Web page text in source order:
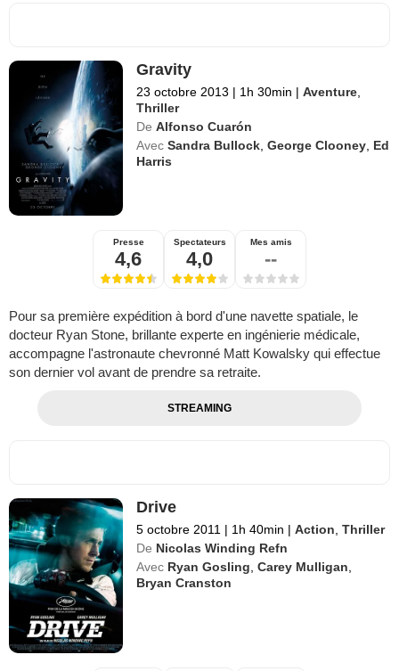
Gravity
23 octobre 2013 | 1h 30min | Aventure
Thriller
De Alfonso Cuarón
Avec Sandra Bullock ,George Clooney Ed
Harris
Presse
4,6
Spectateurs
4,0
Mes amis
--
Pour sa première expédition à bord d'une navette spatiale, le
docteur Ryan Stone, brillante experte en ingénierie médicale,
accompagne l'astronaute chevronné Matt Kowalsky qui effectue
son dernier vol avant de prendre sa retraite.
STREAMING
Drive
5 octobre 2011 | 1h 40min | Action ,Thriller
De Nicolas Winding Refn
Avec Ryan Gosling ,Carey Mulligan
Bryan Cranston